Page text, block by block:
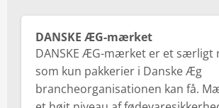
DANSKE ÆG-mærket
DANSKE ÆG-mærket er et særligt
som kun pakkerier i Danske Æg
brancheorganisationen kan få.